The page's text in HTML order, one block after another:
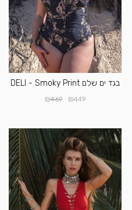
בגד ים שלם DELI - Smoky Print
₪449
₪469